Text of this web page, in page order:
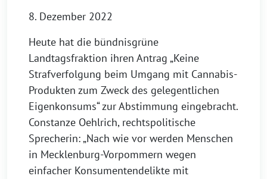
8. Dezember 2022
Heute hat die bündnisgrüne
Landtagsfraktion ihren Antrag „Keine
Strafverfolgung beim Umgang mit Cannabis-
Produkten zum Zweck des gelegentlichen
Eigenkonsums“ zur Abstimmung eingebracht.
Constanze Oehlrich, rechtspolitische
Sprecherin: „Nach wie vor werden Menschen
in Mecklenburg-Vorpommern wegen
einfacher Konsumentendelikte mit